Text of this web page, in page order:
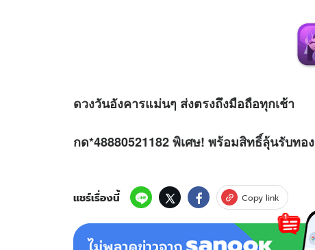
ดวงวันอังคารแม่นๆ ส่งตรงถึงมือถือทุกเช้า
กด*48880521182 พิเศษ! พร้อมสิทธิ์ลุ้นรับทอง
แชร์เรื่องนี้ Copy link